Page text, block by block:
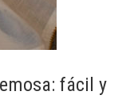
fácil y